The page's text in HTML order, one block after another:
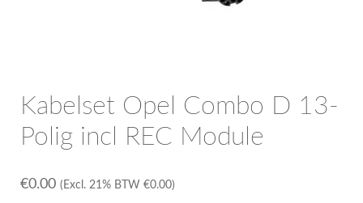
Kabelset Opel Combo D 13-
Polig incl REC Module
€0.00 (Excl. 21% BTW €0.00)